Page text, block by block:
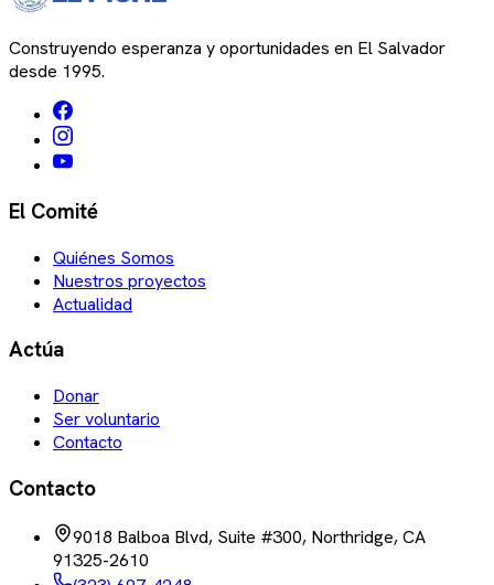
Construyendo esperanza y oportunidades en El Salvador
desde 1995.
El Comité
Quiénes Somos
Nuestros proyectos
Actualidad
Actúa
Donar
Ser voluntario
Contacto
Contacto
9018 Balboa Blvd, Suite #300, Northridge, CA
91325-2610